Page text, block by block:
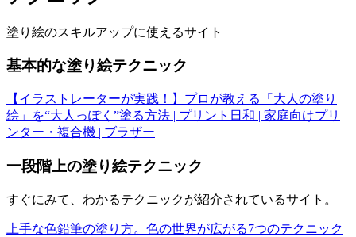
塗り絵のスキルアップに使えるサイト
基本的な塗り絵テクニック
【イラストレーターが実践！】プロが教える「大人の塗り
絵」を“大人っぽく”塗る方法 | プリント日和 | 家庭向けプリ
ンター・複合機 | ブラザー
一段階上の塗り絵テクニック
すぐにみて、わかるテクニックが紹介されているサイト。
上手な色鉛筆の塗り方。色の世界が広がる7つのテクニック